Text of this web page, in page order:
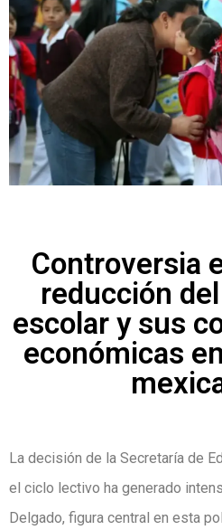
Controversia
reducción
escolar y sus
económicas
La decisión de la Secretaría de
el ciclo lectivo ha generado
Delgado, figura central en esta